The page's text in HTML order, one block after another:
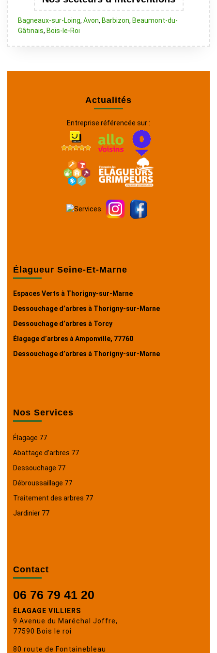
Bagneaux-sur-Loing, Avon, Barbizon, Beaumont-du-
Gâtinais, Bois-le-Roi
Actualités
Entreprise référencée sur :
Élagueur Seine-Et-Marne
Espaces Verts à Thorigny-sur-Marne
Dessouchage d’arbres à Thorigny-sur-Marne
Dessouchage d’arbres à Torcy
Élagage d’arbres à Amponville, 77760
Dessouchage d’arbres à Thorigny-sur-Marne
Nos Services
Élagage 77
Abattage d’arbres 77
Dessouchage 77
Débroussaillage 77
Traitement des arbres 77
Jardinier 77
Contact
06 76 79 41 20
ÉLAGAGE VILLIERS
9 Avenue du Maréchal Joffre,
77590 Bois le roi
80 route de Fontainebleau